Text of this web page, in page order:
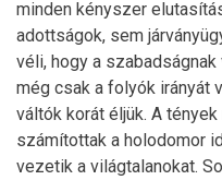
minden kényszer
adottságok, sem
véli, hogy a szabadságnak
még csak a folyók irányát
váltók korát éljük. A
számítottak a holodomor
vezetik a világtalanokat.